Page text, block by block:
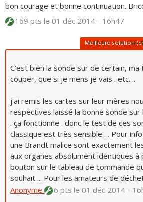
bon courage et bonne continuation.
169 ptsle 01 déc 2014 - 16h47
Meilleure solution
C'est bien la sonde sur de certain, ma
couper, que si je mens je vais . etc. ..
j'ai remis les cartes sur leur mères
respectives laissé la bonne sonde sur
. ça fonctionne . donc le test de ces
classique est très sensible . . Pour
une Brandt malice sont exactement
aux organes absolument identiques
bouton sur le tableau de commande
souhait ... Pour les amateurs de
Anonyme
6 ptsle 01 déc 2014 -